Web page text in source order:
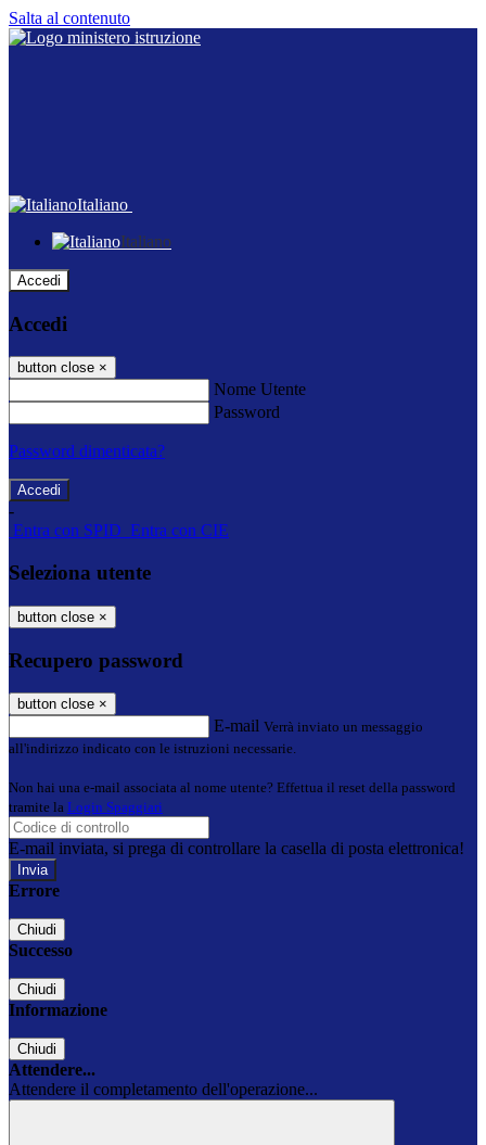
Salta al contenuto
Italiano
Italiano
Accedi
Accedi
button close ×
Nome Utente
Password
Password dimenticata?
-
Entra con SPID Entra con CIE
Seleziona utente
button close ×
Recupero password
button close ×
E-mail Verrà inviato un messaggio
all'indirizzo indicato con le istruzioni necessarie.
Non hai una e-mail associata al nome utente? Effettua il reset della password
tramite la Login Spaggiari
E-mail inviata, si prega di controllare la casella di posta elettronica!
Errore
Chiudi
Successo
Chiudi
Informazione
Chiudi
Attendere...
Attendere il completamento dell'operazione...